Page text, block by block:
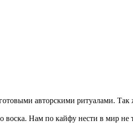
авторскими ритуалами. Так
Нам по кайфу нести в мир